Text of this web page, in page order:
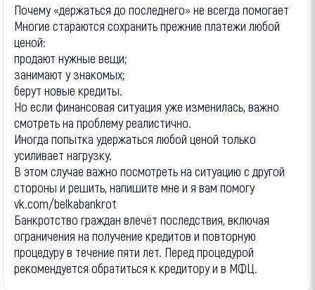
Почему «держаться до последнего» не всегда помогает
Многие стараются сохранить прежние платежи любой
ценой:
продают нужные вещи;
занимают у знакомых;
берут новые кредиты.
Но если финансовая ситуация уже изменилась, важно
смотреть на проблему реалистично.
Иногда попытка удержаться любой ценой только
усиливает нагрузку.
В этом случае важно посмотреть на ситуацию с другой
стороны и решить, напишите мне и я вам помогу
vk.com/belkabankrot
Банкротство граждан влечёт последствия, включая
ограничения на получение кредитов и повторную
процедуру в течение пяти лет. Перед процедурой
рекомендуется обратиться к кредитору и в МФЦ.